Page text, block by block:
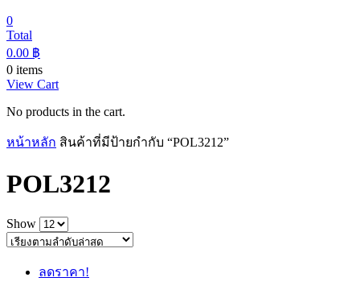
0
Total
0.00 ฿
0 items
View Cart
No products in the cart.
หน้าหลัก สินค้าที่มีป้ายกำกับ “POL3212”
POL3212
Show
ลดราคา!